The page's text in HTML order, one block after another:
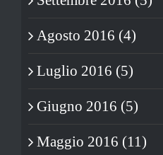
Agosto 2016 (4)
Luglio 2016 (5)
Giugno 2016 (5)
Maggio 2016 (11)